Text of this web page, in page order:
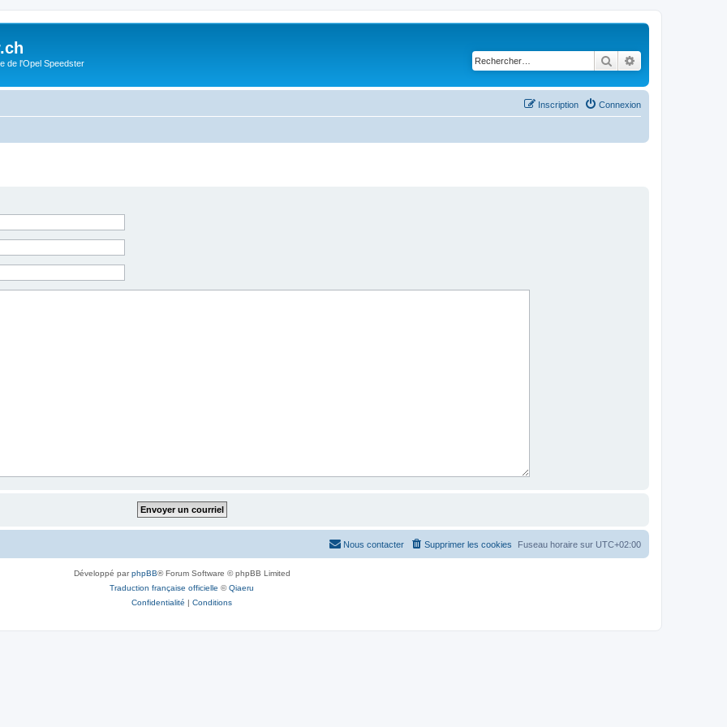
de l'Opel Speedster Rechercher
Connexion
Inscription
Fuseau horaire sur UTC+02:00
Supprimer les cookies
Nous contacter
Développé parphpBB® Forum Software © phpBB Limited
Traduction française officielle ©Qiaeru
Confidentialité | Conditions